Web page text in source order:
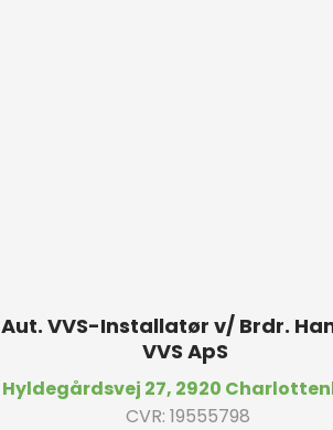
Aut. VVS-Installatør v/ Brdr.
VVS ApS
Hyldegårdsvej 27, ​2920
CVR: 19555798